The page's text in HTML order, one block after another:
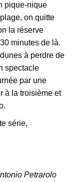
pique-nique
on quitte
la réserve
minutes de là.
à perdre de
spectacle
par une
à la troisième et
série,
Petrarolo